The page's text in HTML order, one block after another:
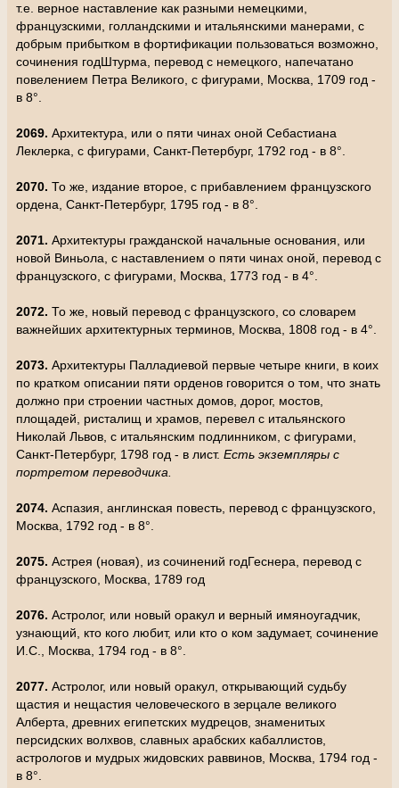
т.е. верное наставление как разными немецкими,
французскими, голландскими и итальянскими манерами, с
добрым прибытком в фортификации пользоваться возможно,
сочинения годШтурма, перевод с немецкого, напечатано
повелением Петра Великого, с фигурами, Москва, 1709 год -
в 8°.
2069. Архитектура, или о пяти чинах оной Себастиана
Леклерка, с фигурами, Санкт-Петербург, 1792 год - в 8°.
2070. То же, издание второе, с прибавлением французского
ордена, Санкт-Петербург, 1795 год - в 8°.
2071. Архитектуры гражданской начальные основания, или
новой Виньола, с наставлением о пяти чинах оной, перевод с
французского, с фигурами, Москва, 1773 год - в 4°.
2072. То же, новый перевод с французского, со словарем
важнейших архитектурных терминов, Москва, 1808 год - в 4°.
2073. Архитектуры Палладиевой первые четыре книги, в коих
по кратком описании пяти орденов говорится о том, что знать
должно при строении частных домов, дорог, мостов,
площадей, ристалищ и храмов, перевел с итальянского
Николай Львов, с итальянским подлинником, с фигурами,
Санкт-Петербург, 1798 год - в лист. Есть экземпляры с
портретом переводчика.
2074. Аспазия, англинская повесть, перевод с французского,
Москва, 1792 год - в 8°.
2075. Астрея (новая), из сочинений годГеснера, перевод с
французского, Москва, 1789 год
2076. Астролог, или новый оракул и верный имяноугадчик,
узнающий, кто кого любит, или кто о ком задумает, сочинение
И.С., Москва, 1794 год - в 8°.
2077. Астролог, или новый оракул, открывающий судьбу
щастия и нещастия человеческого в зерцале великого
Алберта, древних египетских мудрецов, знаменитых
персидских волхвов, славных арабских кабаллистов,
астрологов и мудрых жидовских раввинов, Москва, 1794 год -
в 8°.